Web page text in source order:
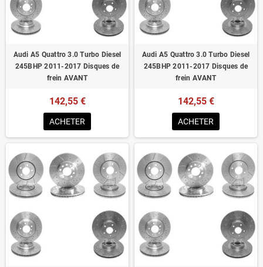
Audi A5 Quattro 3.0 Turbo Diesel
245BHP 2011-2017 Disques de
frein AVANT
142,55 €
ACHETER
Audi A5 Quattro 3.0 Turbo Diesel
245BHP 2011-2017 Disques de
frein AVANT
142,55 €
ACHETER